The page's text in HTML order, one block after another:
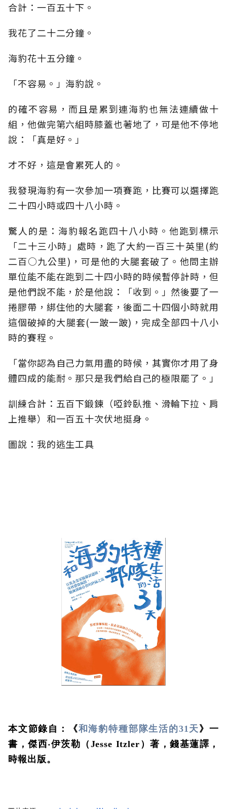
合計：一百五十下。
我花了二十二分鐘。
海豹花十五分鐘。
「不容易。」海豹說。
的確不容易，而且是累到連海豹也無法連續做十
組，他做完第六組時膝蓋也著地了，可是他不停地
說：「真是好。」
才不好，這是會累死人的。
我發現海豹有一次參加一項賽跑，比賽可以選擇跑
二十四小時或四十八小時。
驚人的是：海豹報名跑四十八小時。他跑到標示
「二十三小時」處時，跑了大約一百三十英里(約
二百○九公里)，可是他的大腿套破了。他問主辦
單位能不能在跑到二十四小時的時候暫停計時，但
是他們說不能，於是他說：「收到。」然後要了一
捲膠帶，綁住他的大腿套，後面二十四個小時就用
這個破掉的大腿套(一跛一跛)，完成全部四十八小
時的賽程。
「當你認為自己力氣用盡的時候，其實你才用了身
體四成的能耐。那只是我們給自己的極限罷了。」
訓練合計：五百下鍛鍊（啞鈴臥推、滑輪下拉、肩
上推舉）和一百五十次伏地挺身。
圖說：我的逃生工具
本文節錄自：《和海豹特種部隊生活的31天》一
書，傑西‧伊茨勒（Jesse Itzler）著，錢基蓮譯，
時報出版。